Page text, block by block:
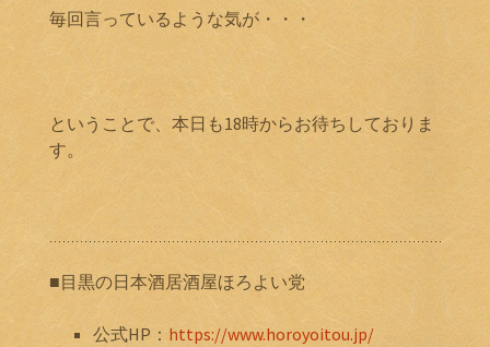
毎回言っているような気が・・・
ということで、本日も18時からお待ちしておりま
す。
■目黒の日本酒居酒屋ほろよい党
公式HP： https://www.horoyoitou.jp/